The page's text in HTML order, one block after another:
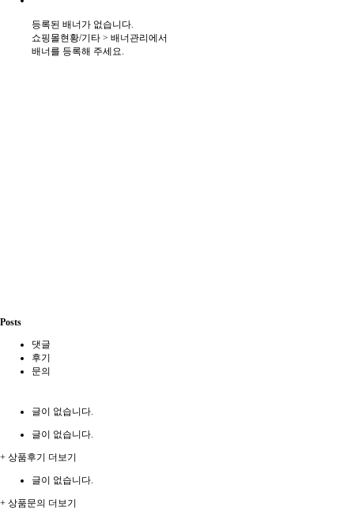
등록된 배너가 없습니다.
쇼핑몰현황/기타 > 배너관리에서
배너를 등록해 주세요.
Posts
댓글
후기
문의
글이 없습니다.
글이 없습니다.
+ 상품후기 더보기
글이 없습니다.
+ 상품문의 더보기